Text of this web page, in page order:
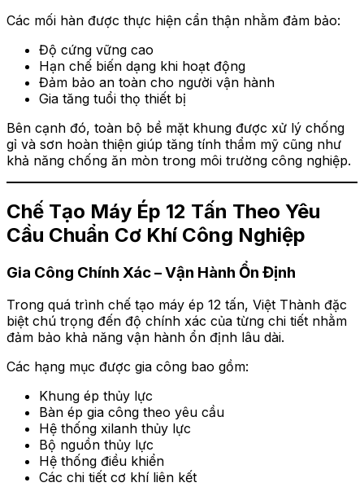
Các mối hàn được thực hiện cẩn thận nhằm đảm bảo:
Độ cứng vững cao
Hạn chế biến dạng khi hoạt động
Đảm bảo an toàn cho người vận hành
Gia tăng tuổi thọ thiết bị
Bên cạnh đó, toàn bộ bề mặt khung được xử lý chống
gỉ và sơn hoàn thiện giúp tăng tính thẩm mỹ cũng như
khả năng chống ăn mòn trong môi trường công nghiệp.
Chế Tạo Máy Ép 12 Tấn Theo Yêu
Cầu Chuẩn Cơ Khí Công Nghiệp
Gia Công Chính Xác – Vận Hành Ổn Định
Trong quá trình chế tạo máy ép 12 tấn, Việt Thành đặc
biệt chú trọng đến độ chính xác của từng chi tiết nhằm
đảm bảo khả năng vận hành ổn định lâu dài.
Các hạng mục được gia công bao gồm:
Khung ép thủy lực
Bàn ép gia công theo yêu cầu
Hệ thống xilanh thủy lực
Bộ nguồn thủy lực
Hệ thống điều khiển
Các chi tiết cơ khí liên kết